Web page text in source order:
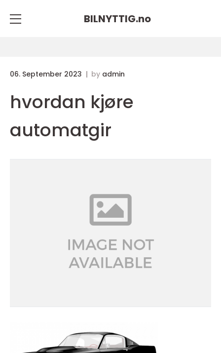
BILNYTTIG.no
06. September 2023 by admin
hvordan kjøre
automatgir